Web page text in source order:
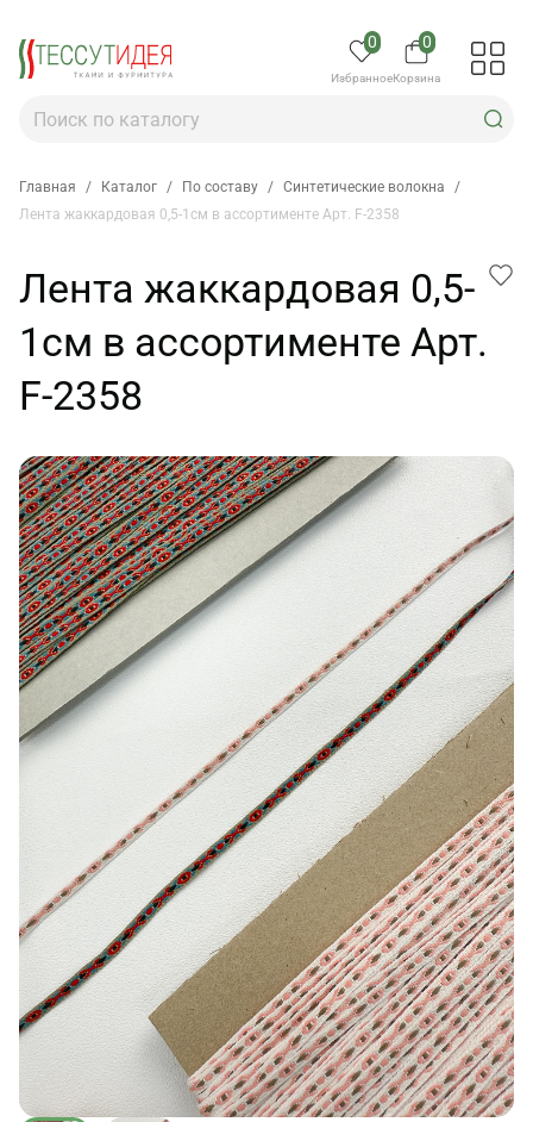
0
Избранное
0
Корзина
Главная / Каталог / По составу / Синтетические волокна
/
Лента жаккардовая 0,5-1см в ассортименте Арт. F-2358
Лента жаккардовая 0,5-
1см в ассортименте Арт.
F-2358